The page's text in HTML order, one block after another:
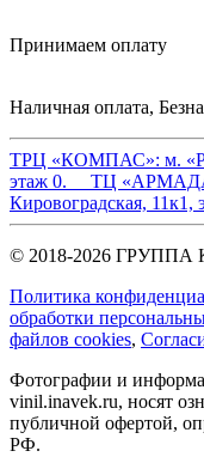
Принимаем оплату
Наличная оплата,
ТРЦ «КОМПАС»: м.
этаж 0. ТЦ
Кировоградская, 11к1,
© 2018-2026
Политика
обработки
файлов cookies,
Фотографии и
vinil.inavek.ru, носят
публичной офертой,
РФ.